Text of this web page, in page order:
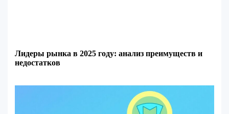
Лидеры рынка в 2025 году: анализ преимуществ и
недостатков